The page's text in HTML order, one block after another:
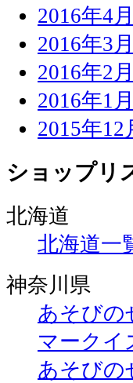
2016年4月
2016年3月
2016年2月
2016年1月
2015年12
ショップリ
北海道
北海道一
神奈川県
あそびの
マークイ
あそびの